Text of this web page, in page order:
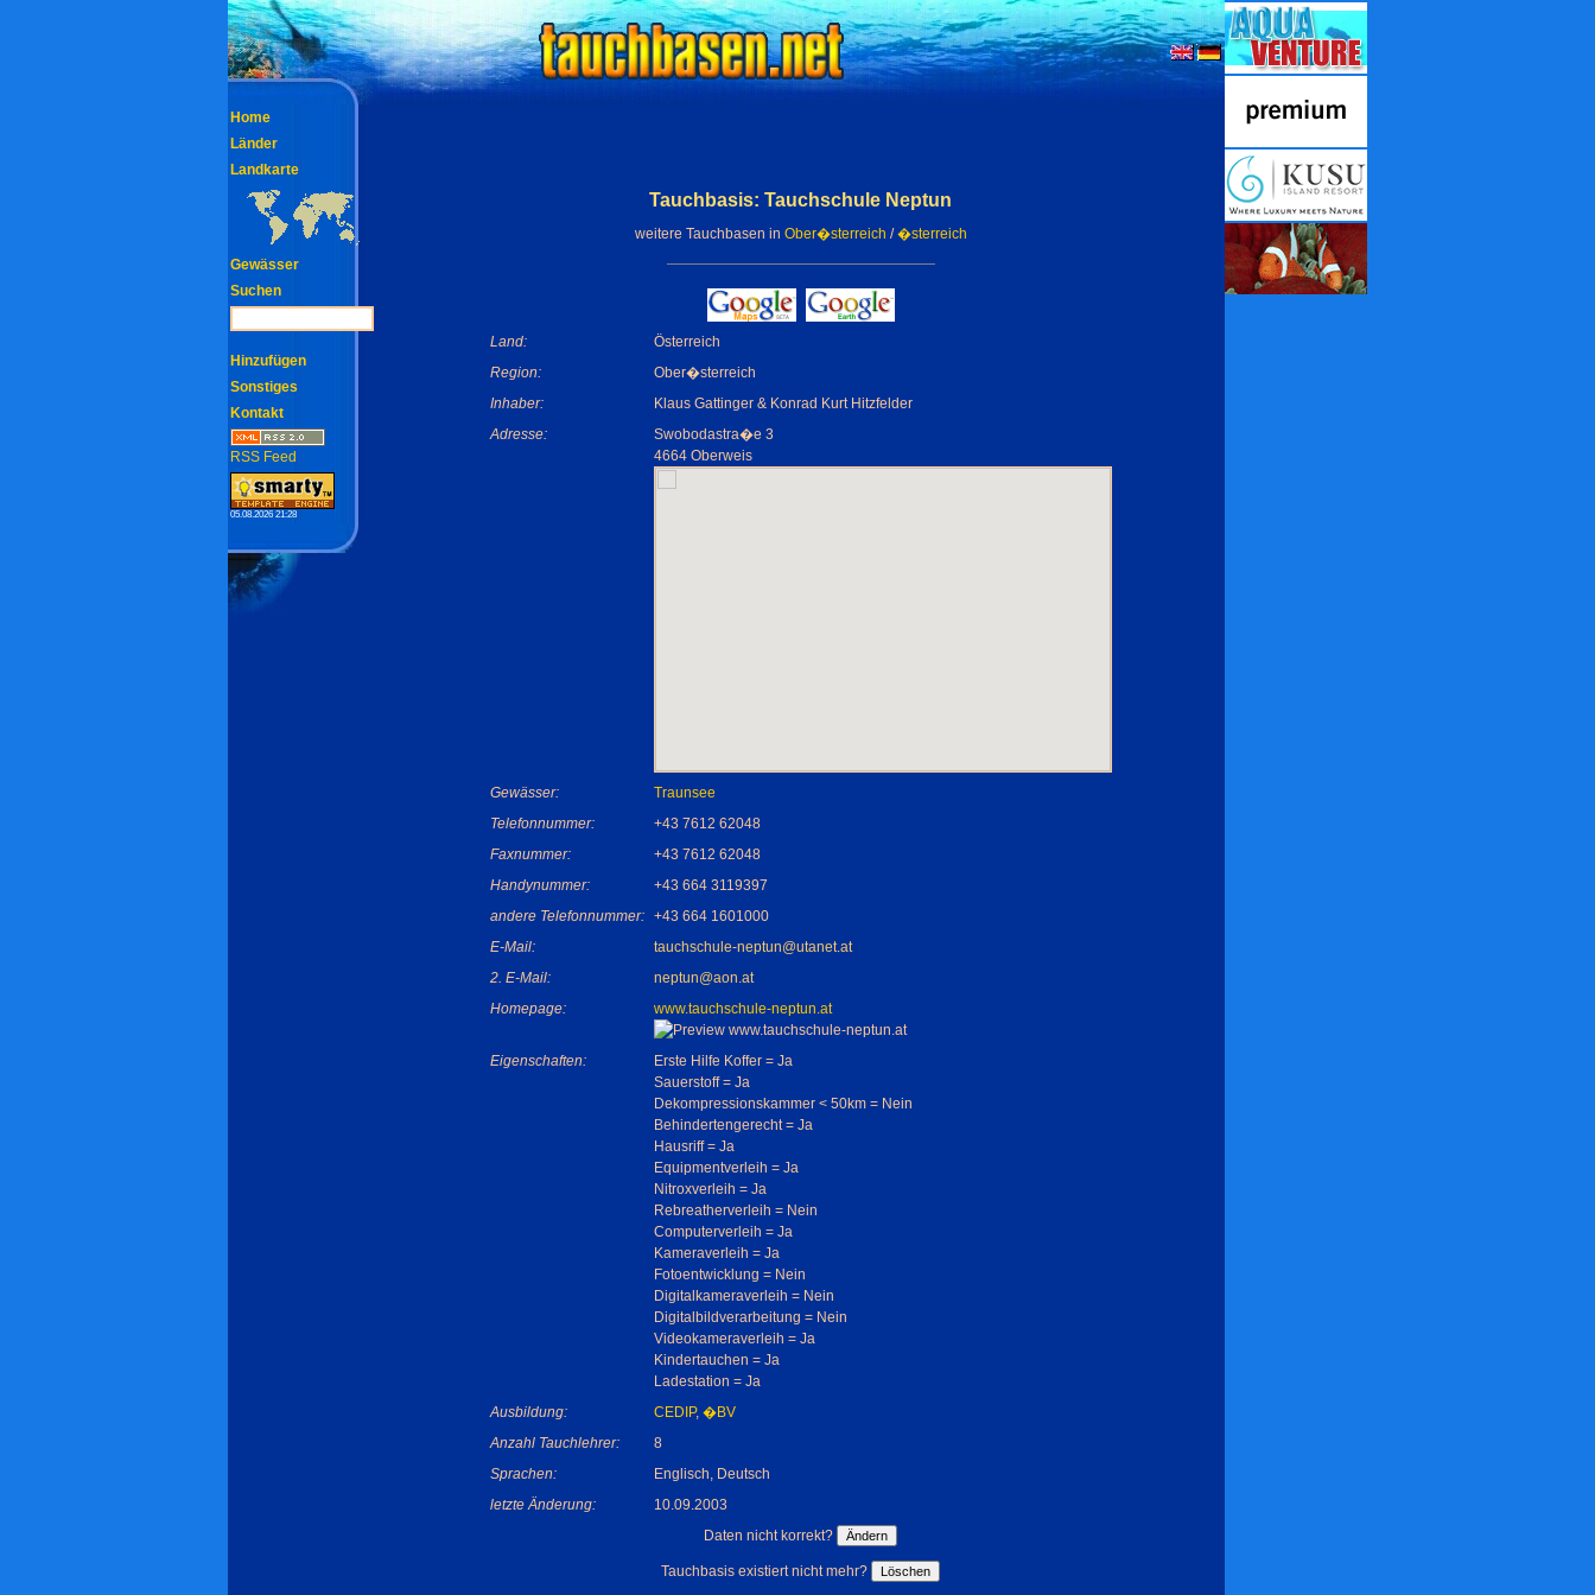
Tauchbasis: Tauchschule Neptun
weitere Tauchbasen in Ober�sterreich /�sterreich
Land:
Österreich
Region:
Ober�sterreich
Inhaber:
Klaus Gattinger & Konrad Kurt Hitzfelder
Adresse:
Swobodastra�e 3
4664 Oberweis
Gewässer:
Traunsee
Telefonnummer:
+43 7612 62048
Faxnummer:
+43 7612 62048
Handynummer:
+43 664 3119397
andere Telefonnummer:
+43 664 1601000
E-Mail:
tauchschule-neptun@utanet.at
2. E-Mail:
neptun@aon.at
Homepage:
www.tauchschule-neptun.at
Eigenschaften:
Erste Hilfe Koffer = Ja
Sauerstoff = Ja
Dekompressionskammer < 50km = Nein
Behindertengerecht = Ja
Hausriff = Ja
Equipmentverleih = Ja
Nitroxverleih = Ja
Rebreatherverleih = Nein
Computerverleih = Ja
Kameraverleih = Ja
Fotoentwicklung = Nein
Digitalkameraverleih = Nein
Digitalbildverarbeitung = Nein
Videokameraverleih = Ja
Kindertauchen = Ja
Ladestation = Ja
Ausbildung:
CEDIP, �BV
Anzahl Tauchlehrer:
8
Sprachen:
Englisch, Deutsch
letzte Änderung:
10.09.2003
Daten nicht korrekt?
Tauchbasis existiert nicht mehr?
Home
Länder
Landkarte
Gewässer
Suchen
Hinzufügen
Sonstiges
Kontakt
RSS Feed
05.08.2026 21:28